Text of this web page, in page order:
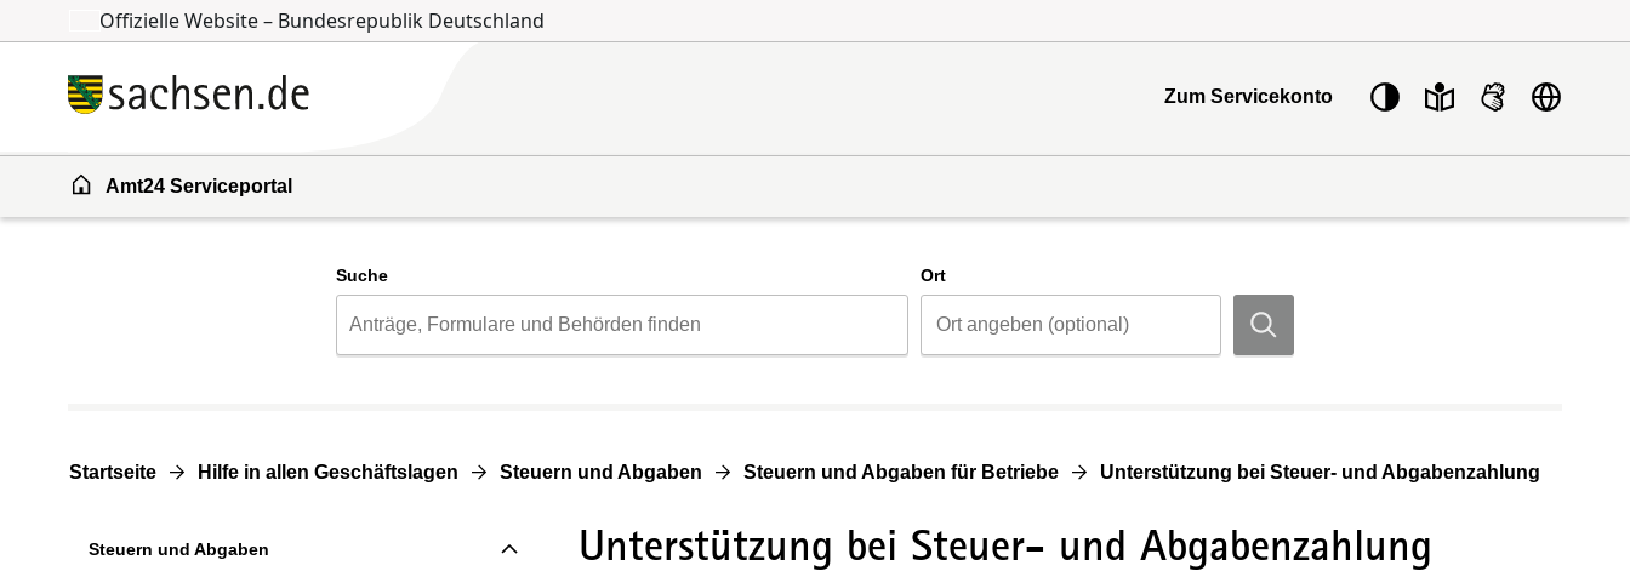
Zum Inhalt springen
Zur Suche springen
Offizielle Website – Bundesrepublik Deutschland
Zum Servicekonto Sprache
Amt24 Serviceportal
Suche Ort
Suchen
Startseite Hilfe in allen Geschäftslagen Steuern und Abgaben Steuern und Abgaben für Betriebe Unterstützung bei Steuer- und Abgabenzahlung
Steuern und Abgaben Unterstützung bei Steuer- und Abgabenzahlung